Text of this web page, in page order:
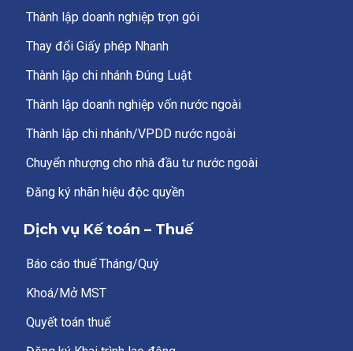
Thành lập doanh nghiệp trọn gói
Thay đổi Giấy phép Nhanh
Thành lập chi nhánh Đúng Luật
Thành lập doanh nghiệp vốn nước ngoài
Thành lập chi nhánh/VPDD nước ngoài
Chuyển nhượng cho nhà đầu tư nước ngoài
Đăng ký nhãn hiệu độc quyền
Dịch vụ Kế toán – Thuế
Báo cáo thuế Tháng/Quý
Khoá/Mở MST
Quyết toán thuế